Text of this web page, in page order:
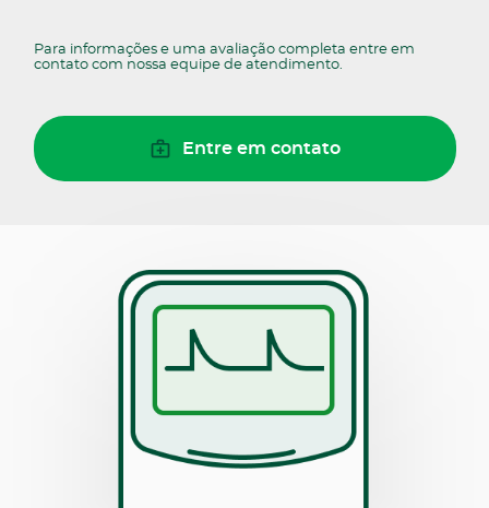
Para informações e uma avaliação completa entre em
contato com nossa equipe de atendimento.
Entre em contato